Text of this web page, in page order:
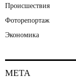
Происшествия
Фоторепортаж
Экономика
МЕТА